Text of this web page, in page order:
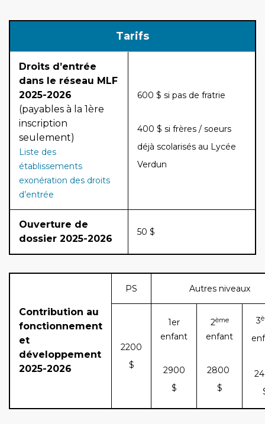
Tarifs
Droits d’entrée
dans le réseau MLF
2025-2026
(payables à la 1ère
inscription
seulement)
Liste des
établissements
exonération des droits
d’entrée
600 $ si pas de fratrie
400 $ si frères / soeurs
déjà scolarisés au Lycée
Verdun
Ouverture de
dossier 2025-2026
50 $
Contribution au
fonctionnement
et
développement
2025-2026
PS Autres niveaux
2200
$
1er
enfant
2900
$
2ème
enfant
2800
$
3